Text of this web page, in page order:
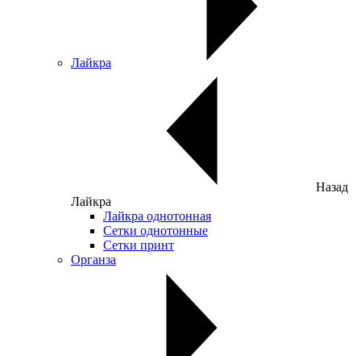
Лайкра
Назад
Лайкра
Лайкра однотонная
Сетки однотонные
Сетки принт
Органза